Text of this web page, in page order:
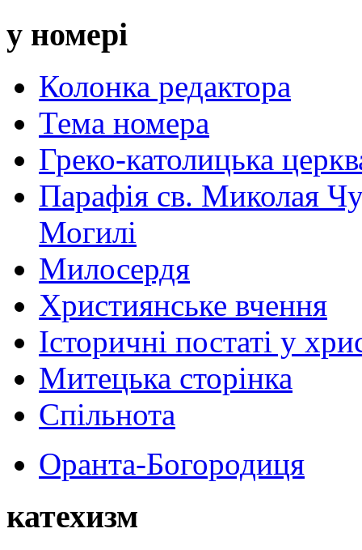
у номері
Колонка редактора
Тема номера
Греко-католицька
Парафія св. Миколая
Могилі
Милосердя
Християнське вчення
Історичні постаті у
Митецька сторінка
Спільнота
Оранта-Богородиця
катехизм